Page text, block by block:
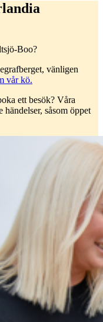
Boo?
vänligen
vår kö.
ett besök? Våra
såsom öppet